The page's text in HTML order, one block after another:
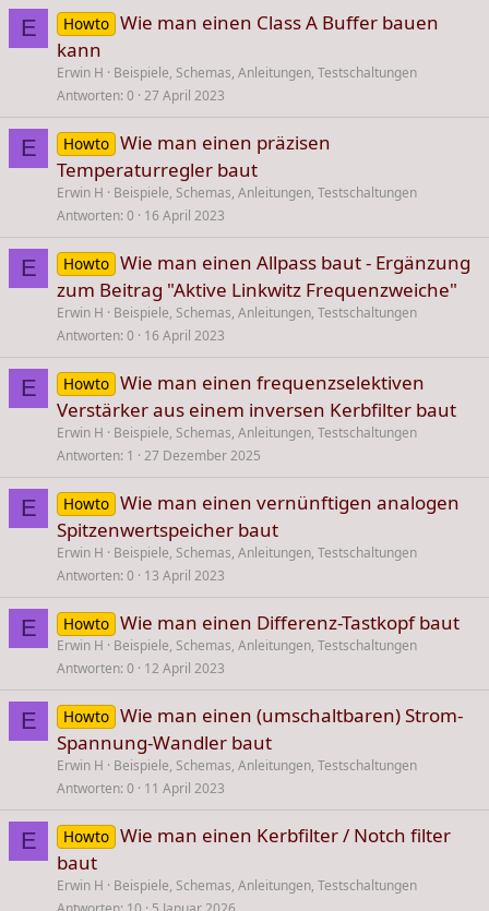
E Howto Wie man einen Class A Buffer bauen
kann
Erwin H
Beispiele, Schemas, Anleitungen, Testschaltungen
Antworten 0 27 April 2023
E Howto Wie man einen präzisen
Temperaturregler baut
Erwin H
Beispiele, Schemas, Anleitungen, Testschaltungen
Antworten 0 16 April 2023
E Howto Wie man einen Allpass baut - Ergänzung
zum Beitrag "Aktive Linkwitz Frequenzweiche"
Erwin H
Beispiele, Schemas, Anleitungen, Testschaltungen
Antworten 0 16 April 2023
E Howto Wie man einen frequenzselektiven
Verstärker aus einem inversen Kerbfilter baut
Erwin H
Beispiele, Schemas, Anleitungen, Testschaltungen
Antworten 1 27 Dezember 2025
E Howto Wie man einen vernünftigen analogen
Spitzenwertspeicher baut
Erwin H
Beispiele, Schemas, Anleitungen, Testschaltungen
Antworten 0 13 April 2023
E Howto Wie man einen Differenz-Tastkopf baut
Erwin H
Beispiele, Schemas, Anleitungen, Testschaltungen
Antworten 0 12 April 2023
E Howto Wie man einen (umschaltbaren) Strom-
Spannung-Wandler baut
Erwin H
Beispiele, Schemas, Anleitungen, Testschaltungen
Antworten 0 11 April 2023
E Howto Wie man einen Kerbfilter / Notch filter
baut
Erwin H
Beispiele, Schemas, Anleitungen, Testschaltungen